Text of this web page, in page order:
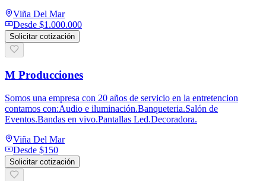
Viña Del Mar
Desde $1.000.000
Solicitar cotización
M Producciones
Somos una empresa con 20 años de servicio en la entretencion
contamos con:Audio e iluminación.Banqueteria.Salón de
Eventos.Bandas en vivo.Pantallas Led.Decoradora.
Viña Del Mar
Desde $150
Solicitar cotización